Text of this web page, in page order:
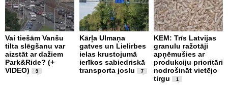
Vai tiešām Vanšu
tilta slēgšanu var
aizstāt ar dažiem
Park&Ride? (+
VIDEO)
9
Kārļa Ulmaņa
gatves un Lielirbes
ielas krustojumā
ierīkos sabiedriskā
transporta joslu
7
KEM: Trīs Latvijas
granulu ražotāji
apņēmušies ar
produkciju prioritāri
nodrošināt vietējo
tirgu
1